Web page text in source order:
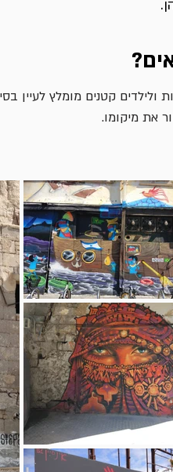
קטנים מומלץ לעיין
את מיקומו.